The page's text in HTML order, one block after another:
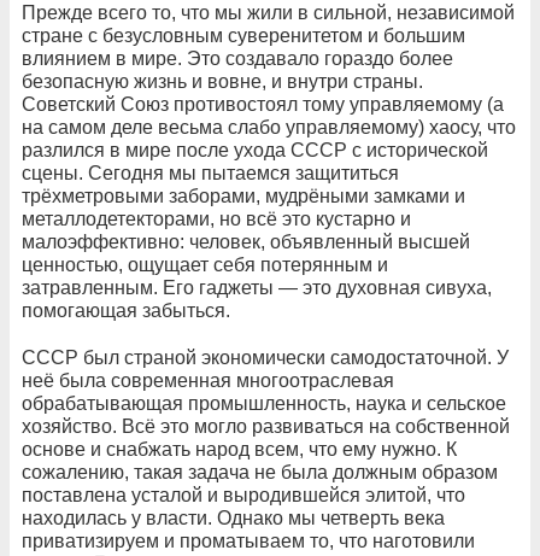
Прежде всего то, что мы жили в сильной, независимой
стране с безусловным суверенитетом и большим
влиянием в мире. Это создавало гораздо более
безопасную жизнь и вовне, и внутри страны.
Советский Союз противостоял тому управляемому (а
на самом деле весьма слабо управляемому) хаосу, что
разлился в мире после ухода СССР с исторической
сцены. Сегодня мы пытаемся защититься
трёхметровыми заборами, мудрёными замками и
металлодетекторами, но всё это кустарно и
малоэффективно: человек, объявленный высшей
ценностью, ощущает себя потерянным и
затравленным. Его гаджеты — это духовная сивуха,
помогающая забыться.
СССР был страной экономически самодостаточной. У
неё была современная многоотраслевая
обрабатывающая промышленность, наука и сельское
хозяйство. Всё это могло развиваться на собственной
основе и снабжать народ всем, что ему нужно. К
сожалению, такая задача не была должным образом
поставлена усталой и выродившейся элитой, что
находилась у власти. Однако мы четверть века
приватизируем и проматываем то, что наготовили